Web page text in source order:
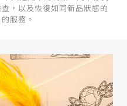
，以及恢復如同新品狀態的
服務。